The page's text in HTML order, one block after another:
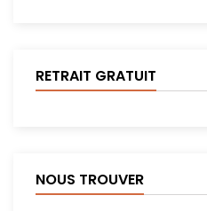
RETRAIT GRATUIT
NOUS TROUVER